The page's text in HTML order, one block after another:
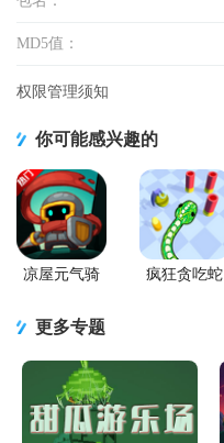
MD5值：
权限管理须知
你可能感兴趣的
凉屋元气骑
疯狂贪吃蛇
更多专题